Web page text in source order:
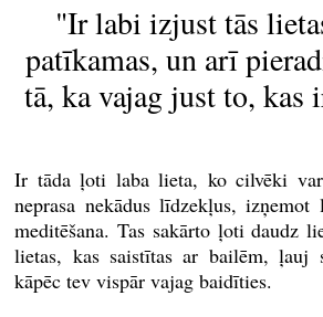
"Ir labi izjust tās
patīkamas, un arī
tā, ka vajag just to, kas
Ir tāda ļoti laba lieta, ko cilvēki
neprasa nekādus līdzekļus,
meditēšana. Tas sakārto ļoti daudz
lietas, kas saistītas ar bailēm, ļauj
kāpēc tev vispār vajag baidīties.